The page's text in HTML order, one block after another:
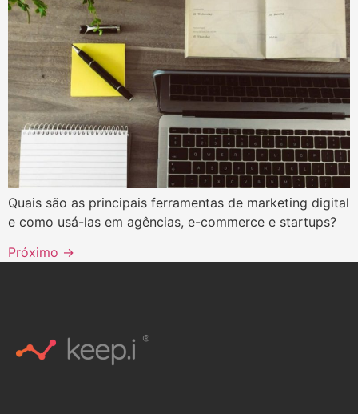
Quais são as principais ferramentas de marketing digital
e como usá-las em agências, e-commerce e startups?
Próximo →